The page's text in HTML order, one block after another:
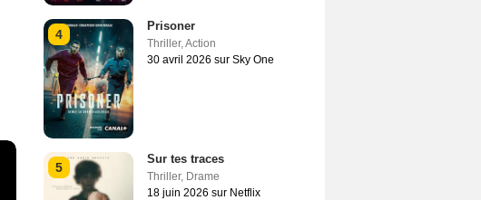
4
Prisoner
Thriller,Action
30 avril 2026 sur Sky One
5
Sur tes traces
Thriller, Drame
18 juin 2026 sur Netflix